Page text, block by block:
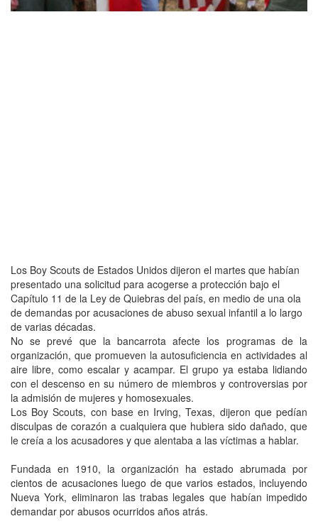
Los Boy Scouts de Estados Unidos dijeron el martes que habían
presentado una solicitud para acogerse a protección bajo el
Capítulo 11 de la Ley de Quiebras del país, en medio de una ola
de demandas por acusaciones de abuso sexual infantil a lo largo
de varias décadas.
No se prevé que la bancarrota afecte los programas de la
organización, que promueven la autosuficiencia en actividades al
aire libre, como escalar y acampar. El grupo ya estaba lidiando
con el descenso en su número de miembros y controversias por
la admisión de mujeres y homosexuales.
Los Boy Scouts, con base en Irving, Texas, dijeron que pedían
disculpas de corazón a cualquiera que hubiera sido dañado, que
le creía a los acusadores y que alentaba a las víctimas a hablar.
Fundada en 1910, la organización ha estado abrumada por
cientos de acusaciones luego de que varios estados, incluyendo
Nueva York, eliminaron las trabas legales que habían impedido
demandar por abusos ocurridos años atrás.